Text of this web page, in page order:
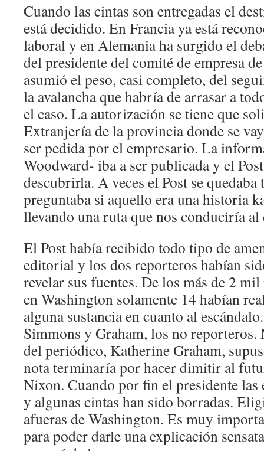
Cuando las cintas son entregadas el
está decidido. En Francia ya está
laboral y en Alemania ha surgido el
del presidente del comité de empresa
asumió el peso, casi completo, del
la avalancha que habría de arrasar a
el caso. La autorización se tiene que
Extranjería de la provincia donde se
ser pedida por el empresario. La
Woodward- iba a ser publicada y el
descubrirla. A veces el Post se quedaba
preguntaba si aquello era una historia
llevando una ruta que nos conduciría al
El Post había recibido todo tipo de
editorial y los dos reporteros habían
revelar sus fuentes. De los más de 2
en Washington solamente 14 habían
alguna sustancia en cuanto al
Simmons y Graham, los no reporteros.
del periódico, Katherine Graham,
nota terminaría por hacer dimitir al
Nixon. Cuando por fin el presidente las
y algunas cintas han sido borradas.
afueras de Washington. Es muy
para poder darle una explicación